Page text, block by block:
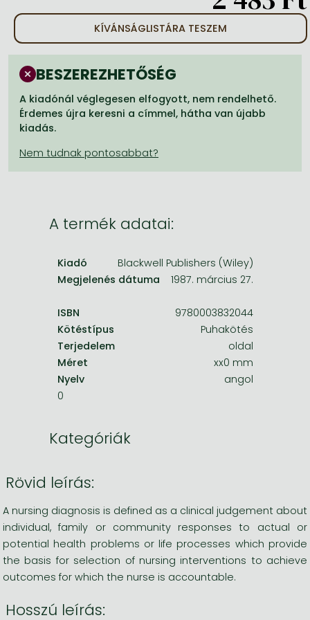
One-Punch Man manga
KÍVÁNSÁGLISTÁRA TESZEM
BESZEREZHETŐSÉG
A kiadónál véglegesen elfogyott, nem rendelhető.
Érdemes újra keresni a címmel, hátha van újabb
kiadás.
A termék adatai:
Kiadó
Blackwell Publishers (Wiley)
Megjelenés dátuma
1987. március 27.
ISBN
9780003832044
Kötéstípus
Puhakötés
Terjedelem
oldal
Méret
xx0 mm
Nyelv
angol
0
Kategóriák
Rövid leírás:
A nursing diagnosis is defined as a clinical judgement about
individual, family or community responses to actual or
potential health problems or life processes which provide
the basis for selection of nursing interventions to achieve
outcomes for which the nurse is accountable.
Hosszú leírás: